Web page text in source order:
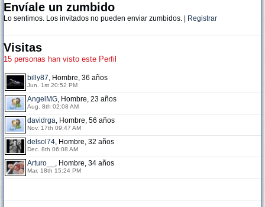
Envíale un zumbido
Lo sentimos. Los invitados no pueden enviar zumbidos. | Registrar
Visitas
15 personas han visto este Perfil
billy87, Hombre, 36 años
Jun. 1st 20:52 PM
AngelMG, Hombre, 23 años
Aug. 8th 02:08 AM
davidrga, Hombre, 56 años
Nov. 17th 09:47 AM
delsol74, Hombre, 32 años
Dec. 8th 06:08 AM
Arturo__ , Hombre, 34 años
Mar. 18th 15:24 PM